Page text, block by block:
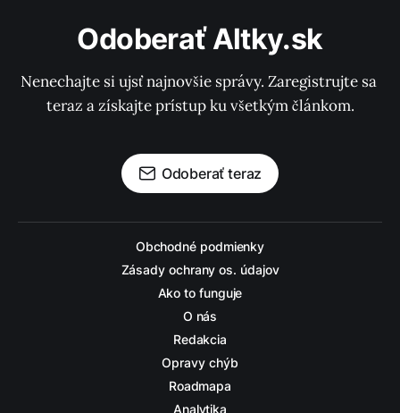
Odoberať Altky.sk
Nenechajte si ujsť najnovšie správy. Zaregistrujte sa
teraz a získajte prístup ku všetkým článkom.
Odoberať teraz
Obchodné podmienky
Zásady ochrany os. údajov
Ako to funguje
O nás
Redakcia
Opravy chýb
Roadmapa
Analytika